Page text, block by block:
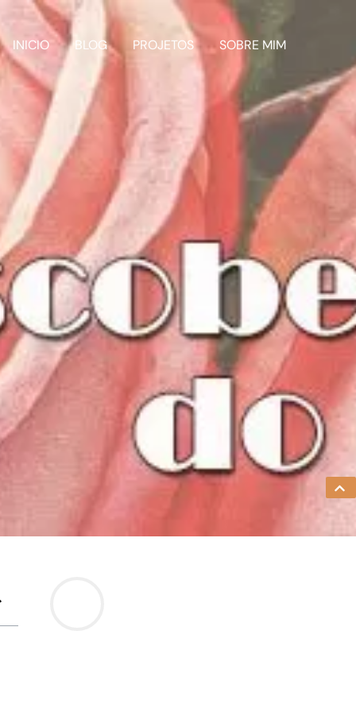
INICIO BLOG PROJETOS SOBRE MIM